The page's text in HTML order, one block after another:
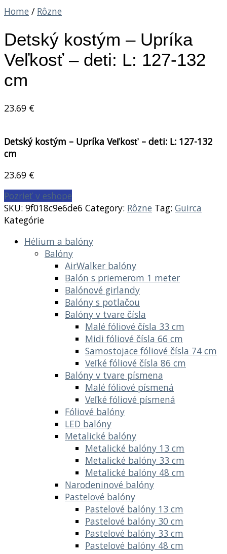
Home / Rôzne
Detský kostým – Upríka
Veľkosť – deti: L: 127-132
cm
23.69 €
Detský kostým – Upríka Veľkosť – deti: L: 127-132
cm
23.69 €
Pozrieť v eshope
SKU: 9f018c9e6de6 Category: Rôzne Tag: Guirca
Kategórie
Hélium a balóny
Balóny
AirWalker balóny
Balón s priemerom 1 meter
Balónové girlandy
Balóny s potlačou
Balóny v tvare čísla
Malé fóliové čísla 33 cm
Midi fóliové čísla 66 cm
Samostojace fóliové čísla 74 cm
Veľké fóliové čísla 86 cm
Balóny v tvare písmena
Malé fóliové písmená
Veľké fóliové písmená
Fóliové balóny
LED balóny
Metalické balóny
Metalické balóny 13 cm
Metalické balóny 33 cm
Metalické balóny 48 cm
Narodeninové balóny
Pastelové balóny
Pastelové balóny 13 cm
Pastelové balóny 30 cm
Pastelové balóny 33 cm
Pastelové balóny 48 cm